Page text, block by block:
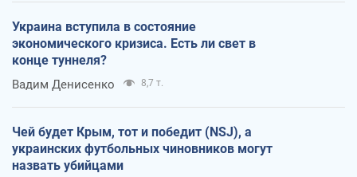
Украина вступила в состояние
экономического кризиса. Есть ли свет в
конце туннеля?
Вадим Денисенко 8,7 т.
Чей будет Крым, тот и победит (NSJ), а
украинских футбольных чиновников могут
назвать убийцами